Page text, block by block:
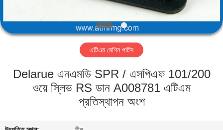
কারখানা
এটিএম মেশিন পার্টস
Delarue এনএমডি SPR / এসপিএফ 101/200
ওয়ে স্লিভ RS ডান A008781 এটিএম
প্রতিস্থাপন অংশ